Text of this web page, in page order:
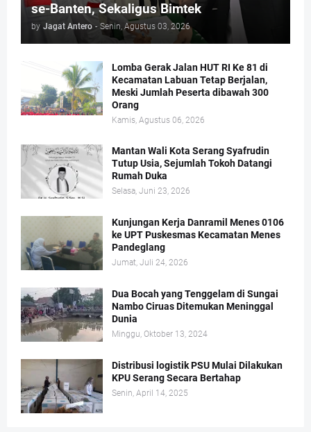
se-Banten, Sekaligus Bimtek
by Jagat Antero - Senin, Agustus 03, 2026
Lomba Gerak Jalan HUT RI Ke 81 di
Kecamatan Labuan Tetap Berjalan,
Meski Jumlah Peserta dibawah 300
Orang
Kamis, Agustus 06, 2026
Mantan Wali Kota Serang Syafrudin
Tutup Usia, Sejumlah Tokoh Datangi
Rumah Duka
Selasa, Juni 23, 2026
Kunjungan Kerja Danramil Menes 0106
ke UPT Puskesmas Kecamatan Menes
Pandeglang
Jumat, Juli 24, 2026
Dua Bocah yang Tenggelam di Sungai
Nambo Ciruas Ditemukan Meninggal
Dunia
Minggu, Oktober 13, 2024
Distribusi logistik PSU Mulai Dilakukan
KPU Serang Secara Bertahap
Senin, April 14, 2025